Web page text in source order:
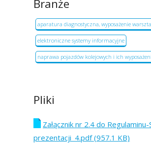
Branże
aparatura diagnostyczna, wyposażenie
elektroniczne systemy informacyjne
naprawa pojazdów kolejowych i ich
Pliki
Załącznik nr 2.4 do Regulaminu-
prezentacji_4.pdf (957.1 KB)